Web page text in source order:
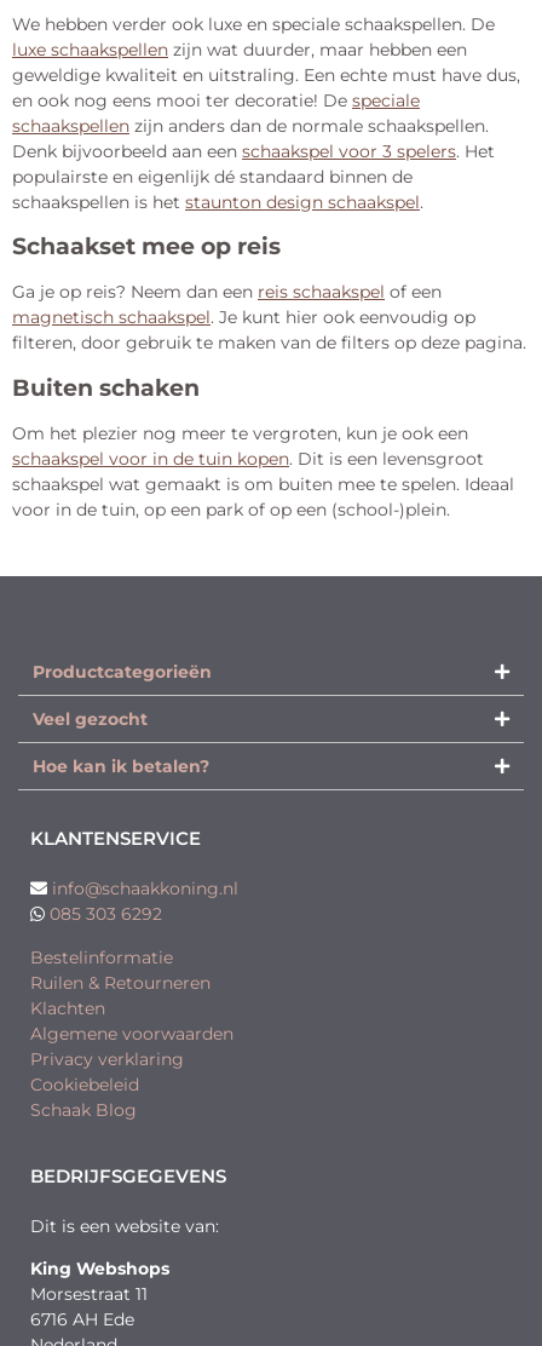
We hebben verder ook luxe en speciale schaakspellen. De
luxe schaakspellen zijn wat duurder, maar hebben een
geweldige kwaliteit en uitstraling. Een echte must have dus,
en ook nog eens mooi ter decoratie! De speciale
schaakspellen zijn anders dan de normale schaakspellen.
Denk bijvoorbeeld aan een schaakspel voor 3 spelers. Het
populairste en eigenlijk dé standaard binnen de
schaakspellen is het staunton design schaakspel.
Schaakset mee op reis
Ga je op reis? Neem dan een reis schaakspel of een
magnetisch schaakspel. Je kunt hier ook eenvoudig op
filteren, door gebruik te maken van de filters op deze pagina.
Buiten schaken
Om het plezier nog meer te vergroten, kun je ook een
schaakspel voor in de tuin kopen. Dit is een levensgroot
schaakspel wat gemaakt is om buiten mee te spelen. Ideaal
voor in de tuin, op een park of op een (school-)plein.
Productcategorieën​
Veel gezocht
Hoe kan ik betalen?
KLANTENSERVICE
info@schaakkoning.nl
085 303 6292
Bestelinformatie
Ruilen & Retourneren
Klachten
Algemene voorwaarden
Privacy verklaring
Cookiebeleid
Schaak Blog
BEDRIJFSGEGEVENS
Dit is een website van:
King Webshops
Morsestraat 11
6716 AH Ede